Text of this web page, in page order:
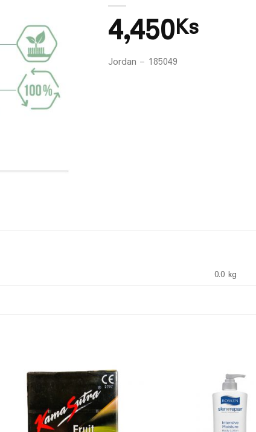
4,450Ks
Jordan – 185049
0.0 kg